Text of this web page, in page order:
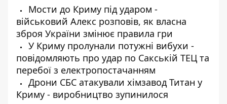
Мости до Криму під ударом -
військовий Алекс розповів, як власна
зброя України змінює правила гри
У Криму пролунали потужні вибухи -
повідомляють про удар по Сакській ТЕЦ та
перебої з електропостачанням
Дрони СБС атакували хімзавод Титан у
Криму - виробництво зупинилося